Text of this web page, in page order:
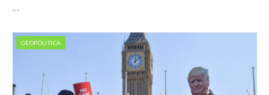
…
GEOPOLITICA